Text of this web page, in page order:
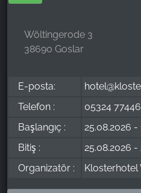
Wöltingerode 3
38690 Goslar
E-posta:
Telefon :
05324
Başlangıç :
25.08.2026 -
Bitiş :
25.08.2026 -
Organizatör :